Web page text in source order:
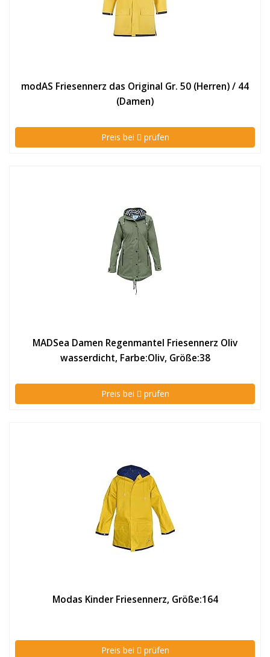
modAS Friesennerz das Original Gr. 50 (Herren) / 44
(Damen)
Preis bei prüfen
MADSea Damen Regenmantel Friesennerz Oliv
wasserdicht, Farbe:Oliv, Größe:38
Preis bei prüfen
Modas Kinder Friesennerz, Größe:164
Preis bei prüfen